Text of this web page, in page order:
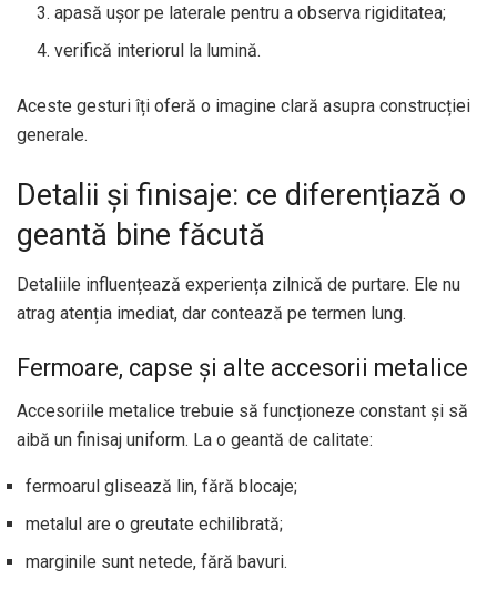
apasă ușor pe laterale pentru a observa rigiditatea;
verifică interiorul la lumină.
Aceste gesturi îți oferă o imagine clară asupra construcției
generale.
Detalii și finisaje: ce diferențiază o
geantă bine făcută
Detaliile influențează experiența zilnică de purtare. Ele nu
atrag atenția imediat, dar contează pe termen lung.
Fermoare, capse și alte accesorii metalice
Accesoriile metalice trebuie să funcționeze constant și să
aibă un finisaj uniform. La o geantă de calitate:
fermoarul glisează lin, fără blocaje;
metalul are o greutate echilibrată;
marginile sunt netede, fără bavuri.